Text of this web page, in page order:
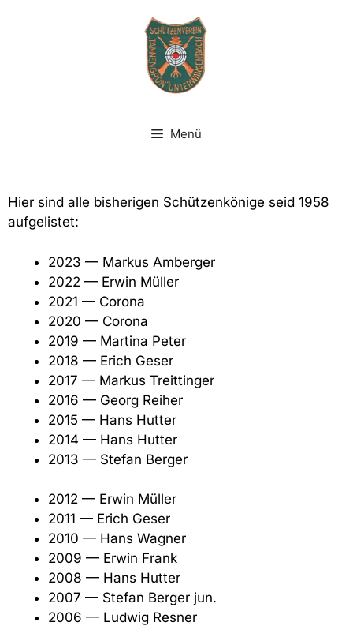
Menü
Hier sind alle bisherigen Schützenkönige seid 1958
aufgelistet:
2023 — Markus Amberger
2022 — Erwin Müller
2021 — Corona
2020 — Corona
2019 — Martina Peter
2018 — Erich Geser
2017 — Markus Treittinger
2016 — Georg Reiher
2015 — Hans Hutter
2014 — Hans Hutter
2013 — Stefan Berger
2012 — Erwin Müller
2011 — Erich Geser
2010 — Hans Wagner
2009 — Erwin Frank
2008 — Hans Hutter
2007 — Stefan Berger jun.
2006 — Ludwig Resner